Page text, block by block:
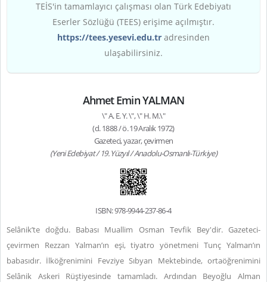
TEİS'in tamamlayıcı çalışması olan Türk Edebiyatı
Eserler Sözlüğü (TEES) erişime açılmıştır.
https://tees.yesevi.edu.tr adresinden
ulaşabilirsiniz.
Ahmet Emin YALMAN
\" A. E. Y. \", \" H. M.\"
(d. 1888 / ö. 19 Aralık 1972)
Gazeteci, yazar, çevirmen
(Yeni Edebiyat / 19. Yüzyıl / Anadolu-Osmanlı-Türkiye)
ISBN: 978-9944-237-86-4
Selânik’te doğdu. Babası Muallim Osman Tevfik Bey'dir. Gazeteci-
çevirmen Rezzan Yalman’ın eşi, tiyatro yönetmeni Tunç Yalman’ın
babasıdır. İlköğrenimini Fevziye Sıbyan Mektebinde, ortaöğrenimini
Selânik Askeri Rüştiyesinde tamamladı. Ardından Beyoğlu Alman